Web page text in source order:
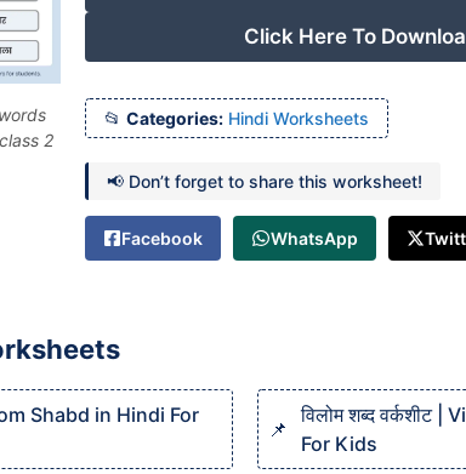
2
Click Here To
Categories: Hindi Worksheets
📢 Don’t forget to share this worksheet!
Facebook WhatsApp
Shabd in Hindi For
विलोम शब्द वर्कशीट
For Kids